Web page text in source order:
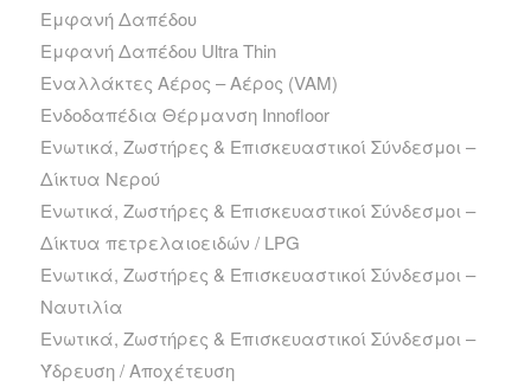
Εμφανή Δαπέδου
Εμφανή Δαπέδου Ultra Thin
Εναλλάκτες Αέρος – Αέρος (VAM)
Ενδοδαπέδια Θέρμανση Innofloor
Ενωτικά, Ζωστήρες & Επισκευαστικοί Σύνδεσμοι –
Δίκτυα Νερού
Ενωτικά, Ζωστήρες & Επισκευαστικοί Σύνδεσμοι –
Δίκτυα πετρελαιοειδών / LPG
Ενωτικά, Ζωστήρες & Επισκευαστικοί Σύνδεσμοι –
Ναυτιλία
Ενωτικά, Ζωστήρες & Επισκευαστικοί Σύνδεσμοι –
Ύδρευση / Αποχέτευση